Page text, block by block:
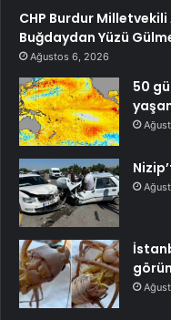
CHP Burdur
Buğdaydan Yüzü
Ağustos 6, 2026
50